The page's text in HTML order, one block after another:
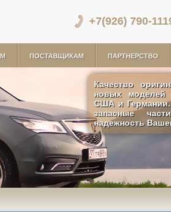
+7(926) 790-
ПОСТАВЩИКАМ ПАРТНЕРСТВО
Качество
новых моделей
США и Германии.
запасные
надежность